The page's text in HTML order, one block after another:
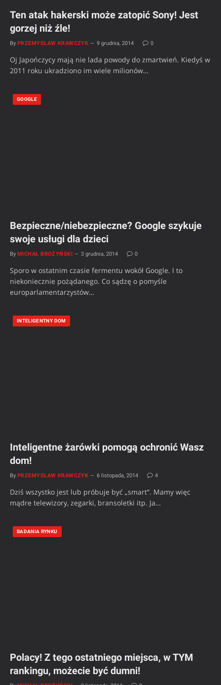
Ten atak hakerski może zatopić Sony! Jest
gorzej niż źle!
By PRZEMYSŁAW KRAWCZYK 9 grudnia, 2014 0
Oj Japończycy mają nie lada powody do zmartwień. Kiedyś w
2011 roku ukradziono im wiele milionów…
GOOGLE
Bezpieczne/niebezpieczne? Google szykuje
swoje usługi dla dzieci
By MICHAŁ BROŻYŃSKI 3 grudnia, 2014 0
Sporo w ostatnim czasie fermentu wokół Google. I to
niekoniecznie pożądanego. Co sądzę o pomyśle
europarlamentarzystów…
INTELIGENTNY DOM
Inteligentne żarówki pomogą ochronić Wasz
dom!
By PRZEMYSŁAW KRAWCZYK 6 listopada, 2014 4
Dziś wszystko jest lub próbuje być „smart”. Mamy więc
mądre telewizory, zegarki, bransoletki itp. Ja…
BADANIA RYNKU
Polacy! Z tego ostatniego miejsca, w TYM
rankingu, możecie być dumni!